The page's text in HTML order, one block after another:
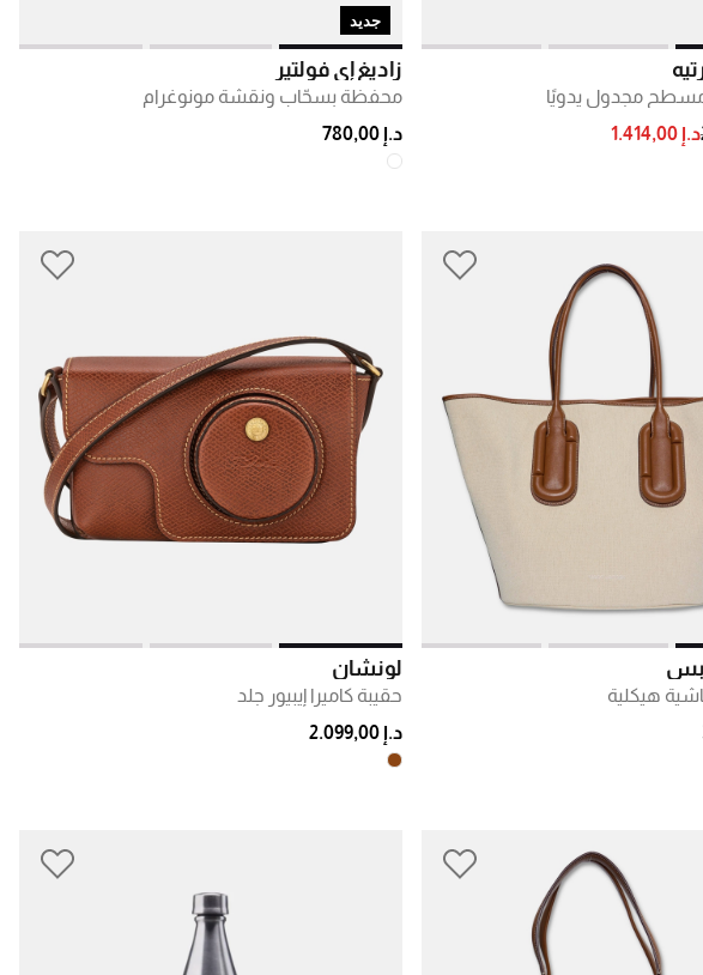
مسطح مجدول يدويًا
PRICE
TO
د.إ 1.414,00
جديد
زاديغ إي فولتير
محفظة بسحّاب ونقشة مونوغرام
د.إ 780,00
هيكلية
لونشان
حقيبة كاميرا إيبيور جلد
د.إ 2.099,00